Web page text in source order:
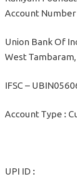
Account
Union Bank Of
West
IFSC –
Account Type :
UPI ID :